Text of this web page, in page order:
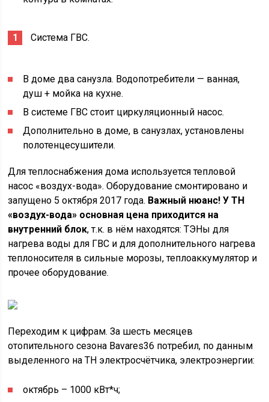
Система ГВС.
В доме два санузла. Водопотребители — ванная,
душ + мойка на кухне.
В системе ГВС стоит циркуляционный насос.
Дополнительно в доме, в санузлах, установлены
полотенцесушители.
Для теплоснабжения дома используется тепловой
насос «воздух-вода». Оборудование смонтировано и
запущено 5 октября 2017 года. Важный нюанс! У ТН
«воздух-вода» основная цена приходится на
внутренний блок, т.к. в нём находятся: ТЭНы для
нагрева воды для ГВС и для дополнительного нагрева
теплоносителя в сильные морозы, теплоаккумулятор и
прочее оборудование.
Переходим к цифрам. За шесть месяцев
отопительного сезона Bavares36 потребил, по данным
выделенного на ТН электросчётчика, электроэнергии:
октябрь – 1000 кВт*ч;